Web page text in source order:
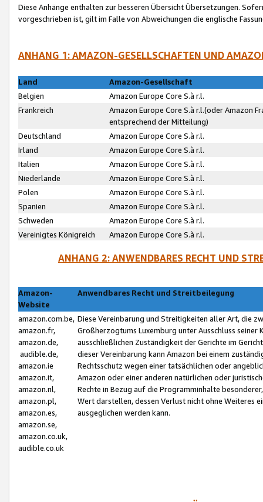
Diese Anhänge enthalten zur besseren Übersicht Übersetzungen.
vorgeschrieben ist, gilt im Falle von Abweichungen die englische
ANHANG 1: AMAZON-GESELLSCHAFTEN UND
Land
Amazon-Gesellschaft
Belgien
Amazon Europe Core S.à r.l.
Frankreich
Amazon Europe Core S.à r.l.(oder Amazon
entsprechend der Mitteilung)
Deutschland
Amazon Europe Core S.à r.l.
Irland
Amazon Europe Core S.à r.l.
Italien
Amazon Europe Core S.à r.l.
Niederlande
Amazon Europe Core S.à r.l.
Polen
Amazon Europe Core S.à r.l.
Spanien
Amazon Europe Core S.à r.l.
Schweden
Amazon Europe Core S.à r.l.
Vereinigtes Königreich
Amazon Europe Core S.à r.l.
ANHANG 2: ANWENDBARES RECHT UND
Amazon-
Website
Anwendbares Recht und Streitbeilegung
amazon.com.be,
amazon.fr,
amazon.de,
audible.de,
amazon.ie
amazon.it,
amazon.nl,
amazon.pl,
amazon.es,
amazon.se,
amazon.co.uk,
audible.co.uk
Diese Vereinbarung und Streitigkeiten aller Art, die
Großherzogtums Luxemburg unter Ausschluss
ausschließlichen Zuständigkeit der Gerichte im
dieser Vereinbarung kann Amazon bei einem
Rechtsschutz wegen einer tatsächlichen oder
Amazon oder einer anderen natürlichen oder
Rechte in Bezug auf die Programminhalte
Wert darstellen, dessen Verlust nicht ohne Weiteres
ausgeglichen werden kann.